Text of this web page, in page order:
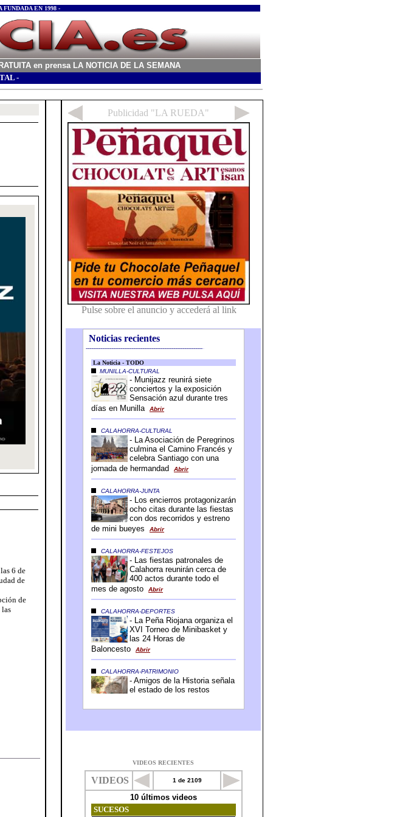
EN 1998 -
en prensa LA NOTICIA DE LA SEMANA
-
6 de
de
de
las
Noticias recientes
-----------------------------------------------------------------
VIDEOS RECIENTES